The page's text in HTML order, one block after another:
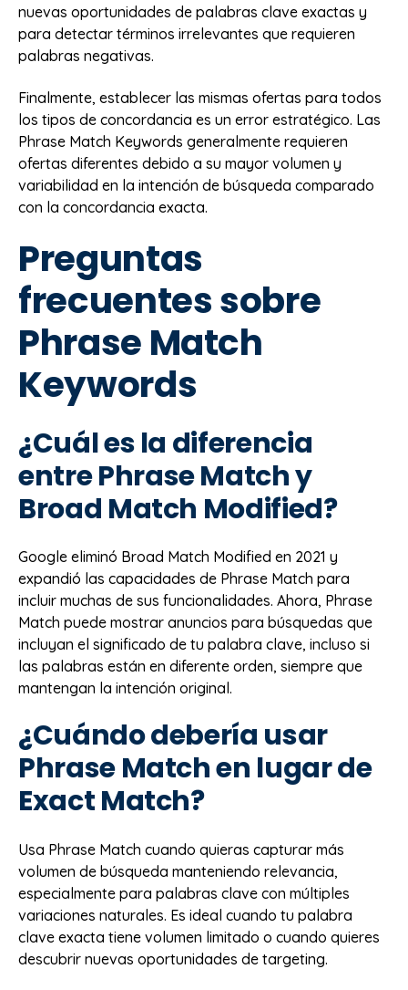
nuevas oportunidades de palabras clave exactas y
para detectar términos irrelevantes que requieren
palabras negativas.
Finalmente, establecer las mismas ofertas para todos
los tipos de concordancia es un error estratégico. Las
Phrase Match Keywords generalmente requieren
ofertas diferentes debido a su mayor volumen y
variabilidad en la intención de búsqueda comparado
con la concordancia exacta.
Preguntas
frecuentes sobre
Phrase Match
Keywords
¿Cuál es la diferencia
entre Phrase Match y
Broad Match Modified?
Google eliminó Broad Match Modified en 2021 y
expandió las capacidades de Phrase Match para
incluir muchas de sus funcionalidades. Ahora, Phrase
Match puede mostrar anuncios para búsquedas que
incluyan el significado de tu palabra clave, incluso si
las palabras están en diferente orden, siempre que
mantengan la intención original.
¿Cuándo debería usar
Phrase Match en lugar de
Exact Match?
Usa Phrase Match cuando quieras capturar más
volumen de búsqueda manteniendo relevancia,
especialmente para palabras clave con múltiples
variaciones naturales. Es ideal cuando tu palabra
clave exacta tiene volumen limitado o cuando quieres
descubrir nuevas oportunidades de targeting.